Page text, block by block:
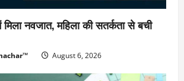
मिला नवजात, महिला की सतर्कता से बची
August 6, 2026